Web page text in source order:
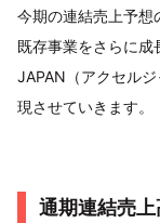
今期の連結売上予想
既存事業をさらに成
JAPAN（アクセル
現させていきます。
通期連結売